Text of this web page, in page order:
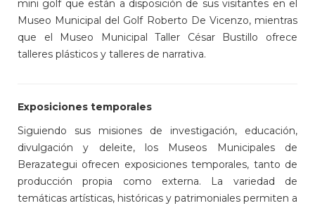
mini golf que están a disposición de sus visitantes en el
Museo Municipal del Golf Roberto De Vicenzo, mientras
que el Museo Municipal Taller César Bustillo ofrece
talleres plásticos y talleres de narrativa.
Exposiciones temporales
Siguiendo sus misiones de investigación, educación,
divulgación y deleite, los Museos Municipales de
Berazategui ofrecen exposiciones temporales, tanto de
producción propia como externa. La variedad de
temáticas artísticas, históricas y patrimoniales permiten a